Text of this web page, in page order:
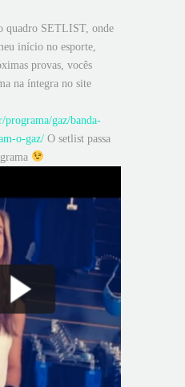
quadro SETLIST, onde
início no esporte,
provas, vocês
na íntegra no site
gaz/banda-
o-gaz/ O setlist passa